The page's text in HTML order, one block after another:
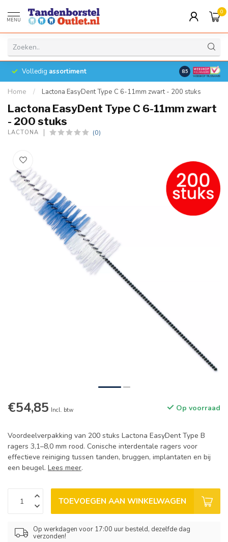
MENU
0
Volledig assortiment 8.5
Home / Lactona EasyDent Type C 6-11mm zwart - 200 stuks
Lactona EasyDent Type C 6-11mm zwart
- 200 stuks
LACTONA (0)
€54,85 Incl. btw Op voorraad
Voordeelverpakking van 200 stuks Lactona EasyDent Type B
ragers 3,1–8,0 mm rood. Conische interdentale ragers voor
effectieve reiniging tussen tanden, bruggen, implantaten en bij
een beugel. Lees meer.
TOEVOEGEN AAN WINKELWAGEN
Op werkdagen voor 17:00 uur besteld, dezelfde dag
verzonden!